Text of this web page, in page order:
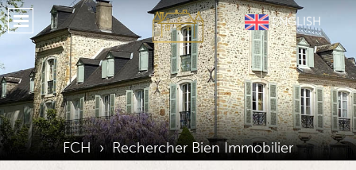
Accueil
A Propos FCH
Propriétés
Nos Services
Notre Région
ENGLISH
FCH › Rechercher Bien Immobilier